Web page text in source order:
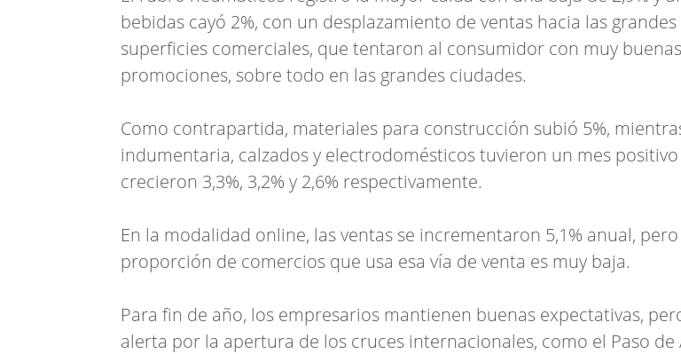
bebidas cayó 2%, con un desplazamiento de ventas hacia las grandes
superficies comerciales, que tentaron al consumidor con muy buenas
promociones, sobre todo en las grandes ciudades.
Como contrapartida, materiales para construcción subió 5%,
indumentaria, calzados y electrodomésticos tuvieron un mes positivo
crecieron 3,3%, 3,2% y 2,6% respectivamente.
En la modalidad online, las ventas se incrementaron 5,1% anual, pero
proporción de comercios que usa esa vía de venta es muy baja.
Para fin de año, los empresarios mantienen buenas expectativas,
alerta por la apertura de los cruces internacionales, como el Paso de